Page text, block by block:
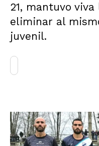
21, mantuvo
eliminar al
juvenil.